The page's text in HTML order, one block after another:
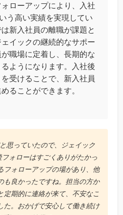
ローアップにより、入社
う高い実績を実現してい
新入社員の離職が課題と
イックの継続的なサポー
職場に定着し、長期的な
ようになります。入社後
受けることで、新入社員
ることができます。
思っていたので、ジェイック
ォローはすごくありがたかっ
フォローアップの場があり、他
も良かったですね。担当の方か
定期的に連絡が来て、不安なこ
た。おかげで安心して働き続け